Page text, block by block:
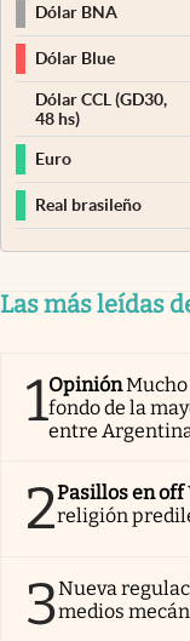
Dólar BNA
Dólar Blue
Dólar CCL (GD30,
48 hs)
Euro
Real brasileño
Las más leídas
1Opinión
fondo de la
entre
2Pasillos en off
religión
3Nueva
medios